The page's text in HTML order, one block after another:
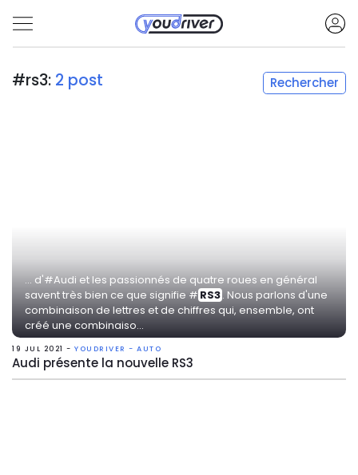
#rs3: 2 post Rechercher
... d'#Audi et les passionnés de quatre roues en général
savent très bien ce que signifie # RS3. Nous parlons d'une
combinaison de lettres et de chiffres qui, ensemble, ont
créé une combinaiso...
19 JUL 2021 - YOUDRIVER - AUTO
Audi présente la nouvelle RS3